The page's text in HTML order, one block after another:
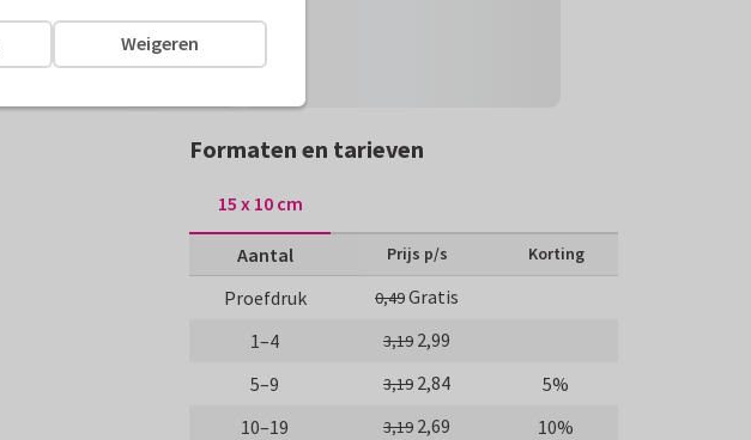
Formaten en tarieven
15 x 10 cm
Aantal Prijs p/s Korting
Proefdruk 0,49Gratis
1–4
3,19 2,99
5–9
3,19 2,84
5%
10–19
3,19 2,69
10%
Weigeren